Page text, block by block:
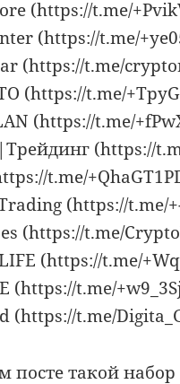
(https://t.me/
(https://t.me/
(https://t.me/
(https://t.me/
(https://t.me/
(https://
t.me/
(https://t.me/
(https://t.me/
LIFE (https://t.me/
(https://t.me/
(https://t.me/
посте такой